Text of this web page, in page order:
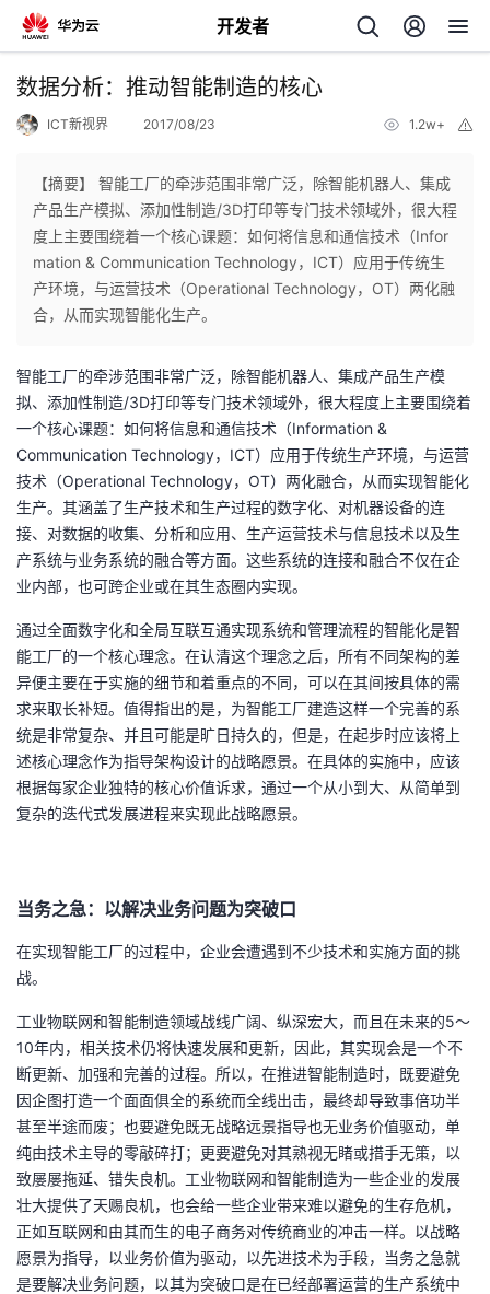
开发者
返
个
人
主
页
我
的
开
发
者
我
的
博
客
我
的
论
坛
我
的
圈
我
的
播
我
活
动
的
关
我
的
发
者
学
堂
我
我
Programs
的
支
持
我
的
我
数据分析：推动智能制造的核心
ICT新视界 2017/08/23 1.2w+
【摘要】 智能工厂的牵涉范围非常广泛，除智能机器人、集成
产品生产模拟、添加性制造/3D打印等专门技术领域外，很大程
度上主要围绕着一个核心课题：如何将信息和通信技术（Infor
mation & Communication Technology，ICT）应用于传统生
产环境，与运营技术（Operational Technology，OT）两化融
合，从而实现智能化生产。
智能工厂的牵涉范围非常广泛，除智能机器人、集成产品生产模
拟、添加性制造/3D打印等专门技术领域外，很大程度上主要围绕着
一个核心课题：如何将信息和通信技术（Information &
Communication Technology，ICT）应用于传统生产环境，与运营
技术（Operational Technology，OT）两化融合，从而实现智能化
生产。其涵盖了生产技术和生产过程的数字化、对机器设备的连
接、对数据的收集、分析和应用、生产运营技术与信息技术以及生
产系统与业务系统的融合等方面。这些系统的连接和融合不仅在企
业内部，也可跨企业或在其生态圈内实现。
通过全面数字化和全局互联互通实现系统和管理流程的智能化是智
能工厂的一个核心理念。在认清这个理念之后，所有不同架构的差
异便主要在于实施的细节和着重点的不同，可以在其间按具体的需
求来取长补短。值得指出的是，为智能工厂建造这样一个完善的系
统是非常复杂、并且可能是旷日持久的，但是，在起步时应该将上
述核心理念作为指导架构设计的战略愿景。在具体的实施中，应该
根据每家企业独特的核心价值诉求，通过一个从小到大、从简单到
复杂的迭代式发展进程来实现此战略愿景。
当务之急：以解决业务问题为突破口
在实现智能工厂的过程中，企业会遭遇到不少技术和实施方面的挑
战。
工业物联网和智能制造领域战线广阔、纵深宏大，而且在未来的5～
10年内，相关技术仍将快速发展和更新，因此，其实现会是一个不
断更新、加强和完善的过程。所以，在推进智能制造时，既要避免
因企图打造一个面面俱全的系统而全线出击，最终却导致事倍功半
甚至半途而废；也要避免既无战略远景指导也无业务价值驱动，单
纯由技术主导的零敲碎打；更要避免对其熟视无睹或措手无策，以
致屡屡拖延、错失良机。工业物联网和智能制造为一些企业的发展
壮大提供了天赐良机，也会给一些企业带来难以避免的生存危机，
正如互联网和由其而生的电子商务对传统商业的冲击一样。以战略
愿景为指导，以业务价值为驱动，以先进技术为手段，当务之急就
是要解决业务问题，以其为突破口是在已经部署运营的生产系统中